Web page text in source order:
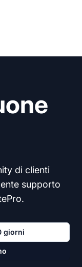
di clienti
supporto
giorni